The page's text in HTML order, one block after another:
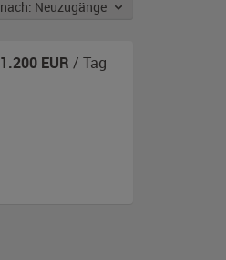
Sortieren nach: Neuzugänge
1.200 EUR / Tag